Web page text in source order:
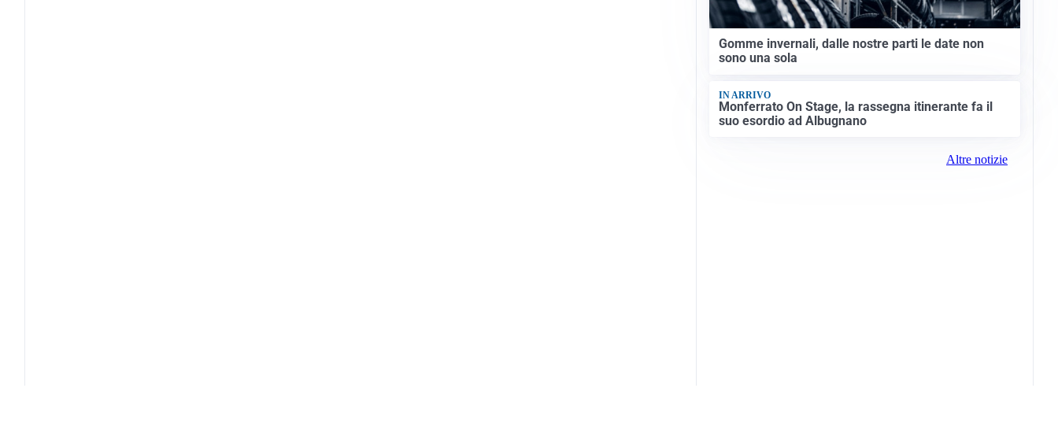
Gomme invernali, dalle nostre parti le date non
sono una sola
IN ARRIVO
Monferrato On Stage, la rassegna itinerante fa il
suo esordio ad Albugnano
Altre notizie